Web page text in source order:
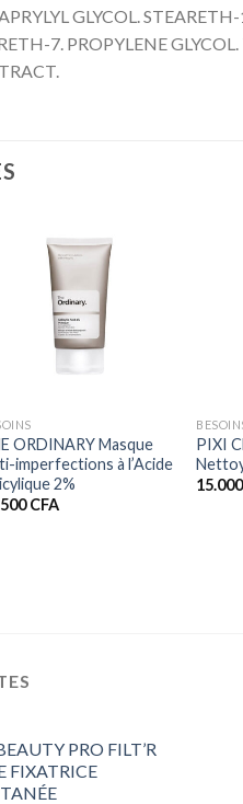
GLYCOL.
7. PROPYLENE
ORDINARY Masque
imperfections à l’Acide
2%
CFA
PIXI
15.000
PRO FILT’R
FIXATRICE